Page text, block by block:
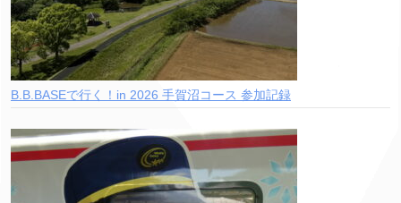
B.B.BASEで行く！in 2026 手賀沼コース 参加記録